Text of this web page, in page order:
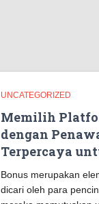
UNCATEGORIZED
Memilih
dengan
Terpercaya
Bonus merupakan
dicari oleh para